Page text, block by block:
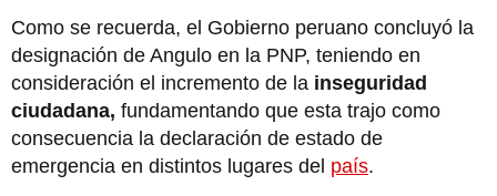
Como se recuerda, el Gobierno peruano concluyó la
designación de Angulo en la PNP, teniendo en
consideración el incremento de la inseguridad
ciudadana, fundamentando que esta trajo como
consecuencia la declaración de estado de
emergencia en distintos lugares del país.